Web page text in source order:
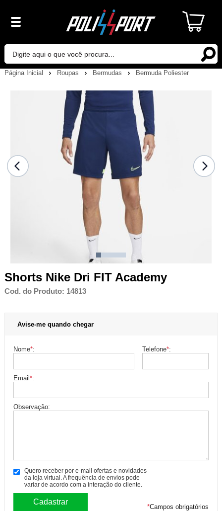
Página Inicial Roupas Bermudas Bermuda Poliester
Shorts Nike Dri FIT Academy
Cod. do Produto: 14813
Avise-me quando chegar
Nome*: Telefone*:
Email*:
Observação:
Quero receber por e-mail ofertas e novidades
da loja virtual. A frequência de envios pode
variar de acordo com a interação do cliente.
*Campos obrigatórios